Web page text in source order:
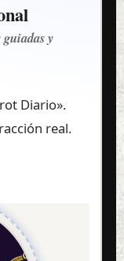
y
Diario».
real.